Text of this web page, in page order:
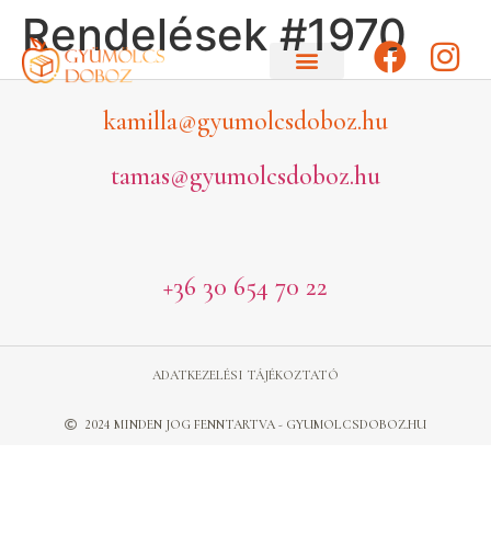
Rendelések #1970
kamilla@gyumolcsdoboz.hu
tamas@gyumolcsdoboz.hu
+36 30 654 70 22
2024 MINDEN JOG FENNTARTVA - GYUMOLCSDOBOZ.HU
ADATKEZELÉSI TÁJÉKOZTATÓ